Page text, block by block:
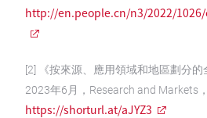
http://en.people.cn/n3/2022/
[2] 《按來源、應用領域和地區劃分的
2023年6月，Research and Markets
https://shorturl.at/aJYZ3